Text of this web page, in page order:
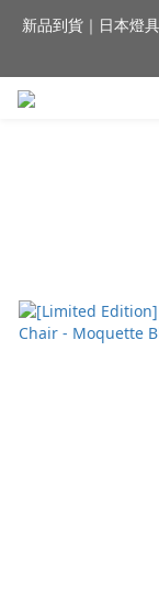
新品到貨｜日本燈
新品到貨｜日本燈
新品到貨｜日本燈